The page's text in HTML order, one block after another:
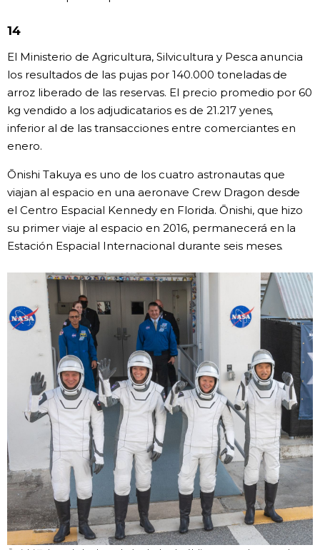
14
El Ministerio de Agricultura, Silvicultura y Pesca anuncia
los resultados de las pujas por 140.000 toneladas de
arroz liberado de las reservas. El precio promedio por 60
kg vendido a los adjudicatarios es de 21.217 yenes,
inferior al de las transacciones entre comerciantes en
enero.
Ōnishi Takuya es uno de los cuatro astronautas que
viajan al espacio en una aeronave Crew Dragon desde
el Centro Espacial Kennedy en Florida. Ōnishi, que hizo
su primer viaje al espacio en 2016, permanecerá en la
Estación Espacial Internacional durante seis meses.